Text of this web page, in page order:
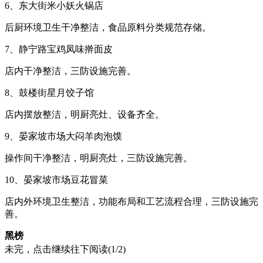
6、东大街米小妖火锅店
后厨环境卫生干净整洁，食品原料分类规范存储。
7、静宁路宝鸡凤味擀面皮
店内干净整洁，三防设施完善。
8、鼓楼街星月饺子馆
店内摆放整洁，明厨亮灶、设备齐全。
9、晏家坡市场大闷羊肉泡馍
操作间干净整洁，明厨亮灶，三防设施完善。
10、晏家坡市场豆花冒菜
店内外环境卫生整洁，功能布局和工艺流程合理，三防设施完
善。
黑榜
1、培新街沙县小吃餐饮
未完，点击继续往下阅读(1/2)